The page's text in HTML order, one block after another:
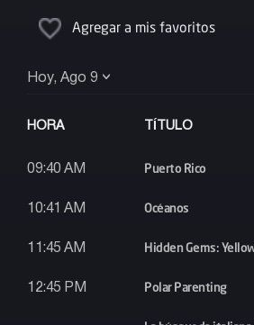
Agregar a mis favoritos
Hoy, Ago 9
HORA TÍTULO
09:40 AM Puerto Rico
10:41 AM Océanos
11:45 AM Hidden Gems:
12:45 PM Polar Parenting